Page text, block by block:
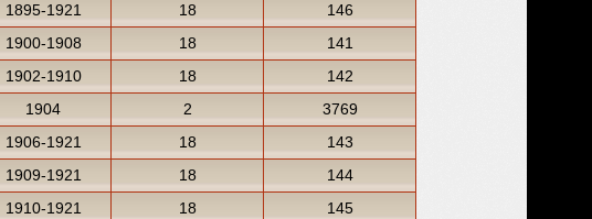
1895-1921
18
146
1900-1908
18
141
1902-1910
18
142
1904
2
3769
1906-1921
18
143
1909-1921
18
144
1910-1921
18 145